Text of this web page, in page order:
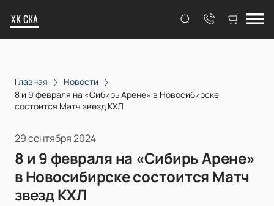
ХК СКА
Главная
Новости
8 и 9 февраля на «Сибирь Арене» в Новосибирске
состоится Матч звезд КХЛ
29 сентября 2024
8 и 9 февраля на «Сибирь Арене»
в Новосибирске состоится Матч
звезд КХЛ